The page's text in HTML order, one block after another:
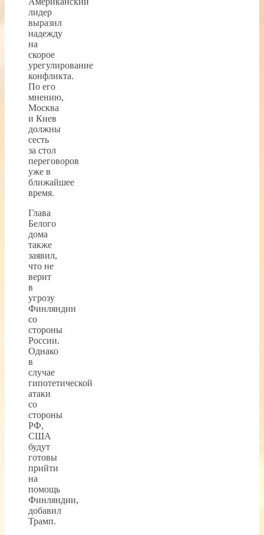
лидер
выразил
надежду
на
скорое
урегулирование
конфликта.
По его
мнению,
Москва
и Киев
должны
сесть
за стол
переговоров
уже в
ближайшее
время.
Глава
Белого
дома
также
заявил,
что не
верит
в
угрозу
Финляндии
со
стороны
России.
Однако
в
случае
гипотетической
атаки
со
стороны
РФ,
США
будут
готовы
прийти
на
помощь
Финляндии,
добавил
Трамп.